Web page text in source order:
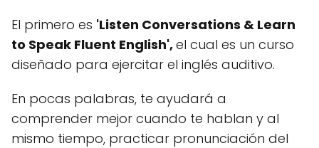
El primero es 'Listen Conversations & Learn
to Speak Fluent English',el cual es un curso
diseñado para ejercitar el inglés auditivo.
En pocas palabras, te ayudará a
comprender mejor cuando te hablan y al
mismo tiempo, practicar pronunciación del